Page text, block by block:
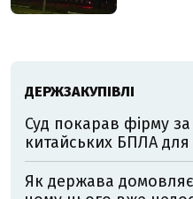
ДЕРЖЗАКУПІВЛІ
Суд покарав фірму
китайських БПЛА
Як держава